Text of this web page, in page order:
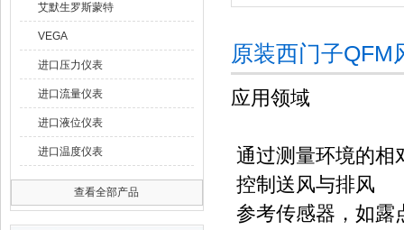
艾默生罗斯蒙特
VEGA
进口压力仪表
进口流量仪表
进口液位仪表
进口温度仪表
查看全部产品
原装西门子QFM
应用领域
通过测量环境的相
控制送风与排风
参考传感器，如露